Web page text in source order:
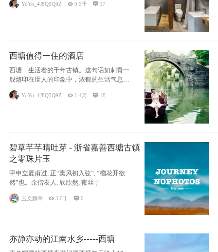
YoYo_4J8Q5Q9Z 9.5千  17
西塘值得一住的酒店
西塘，生活着的千年古镇。这句话如刺青一
般烙印在世人的印象中，浓郁的生活气息，
小桥流水
YoYo_4J8Q5Q9Z  1.4万  18
碧草芊芊晴吐芽 - 浙省嘉善西塘古镇
之零珠片玉
甲申立夏甫过, 正“熏风初入弦”, “榴花开欲
然”也。余偕友人, 欣欣然, 鞭丝于
玉文麟章  3.0千 0
亦静亦动的江南水乡-----西塘